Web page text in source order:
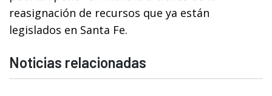
reasignación de recursos que ya están
legislados en Santa Fe.
Noticias relacionadas